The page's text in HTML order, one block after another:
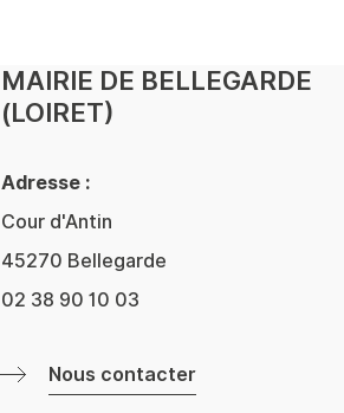
MAIRIE DE BELLEGARDE
(LOIRET)
Adresse :
Cour d'Antin
45270 Bellegarde
02 38 90 10 03
Nous contacter